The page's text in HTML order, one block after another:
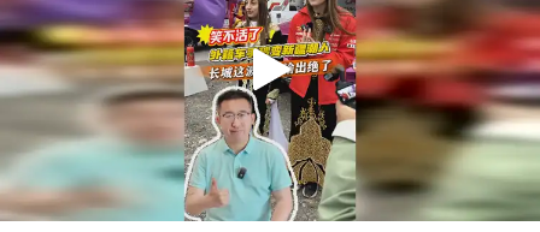
00:00 02:03
Play